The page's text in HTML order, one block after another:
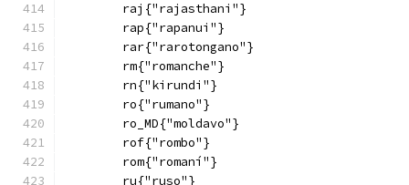
        raj{"rajasthani"}
        rap{"rapanui"}
        rar{"rarotongano"}
        rm{"romanche"}
        rn{"kirundi"}
        ro{"rumano"}
        ro_MD{"moldavo"}
        rof{"rombo"}
        rom{"romaní"}
        ru{"ruso"}